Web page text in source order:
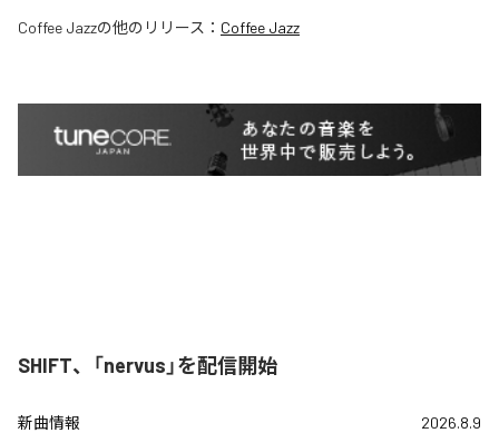
Coffee Jazzの他のリリース： Coffee Jazz
SHIFT、「nervus」を配信開始
新曲情報 2026.8.9